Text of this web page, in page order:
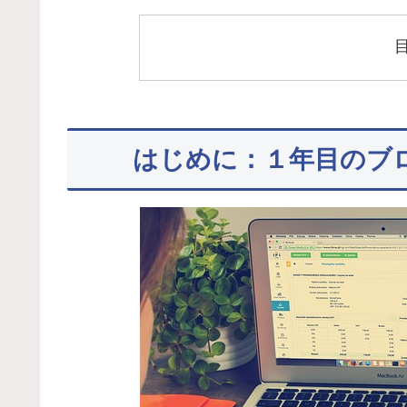
はじめに：１年目のブ